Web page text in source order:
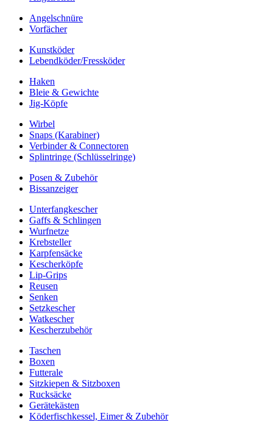
Angelschnüre
Vorfächer
Kunstköder
Lebendköder/Fressköder
Haken
Bleie & Gewichte
Jig-Köpfe
Wirbel
Snaps (Karabiner)
Verbinder & Connectoren
Splintringe (Schlüsselringe)
Posen & Zubehör
Bissanzeiger
Unterfangkescher
Gaffs & Schlingen
Wurfnetze
Krebsteller
Karpfensäcke
Kescherköpfe
Lip-Grips
Reusen
Senken
Setzkescher
Watkescher
Kescherzubehör
Taschen
Boxen
Futterale
Sitzkiepen & Sitzboxen
Rucksäcke
Gerätekästen
Köderfischkessel, Eimer & Zubehör